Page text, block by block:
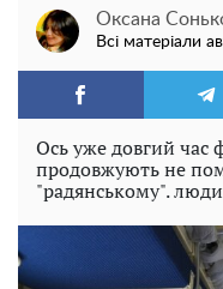
Оксана
Всі матеріали
Ось уже довгий час
продовжують не
"радянському".